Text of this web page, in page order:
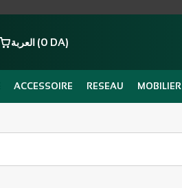
العربة (0 DA)
ACCESSOIRE RESEAU MOBILIER